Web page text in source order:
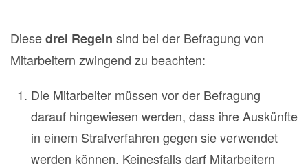
Diesedrei Regeln sind bei der Befragung von
Mitarbeitern zwingend zu beachten:
Die Mitarbeiter müssen vor der Befragung
darauf hingewiesen werden, dass ihre Auskünfte
in einem Strafverfahren gegen sie verwendet
werden können. Keinesfalls darf Mitarbeitern